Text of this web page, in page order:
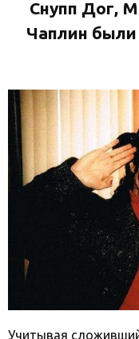
Снупп Дог,
Чаплин
Учитывая